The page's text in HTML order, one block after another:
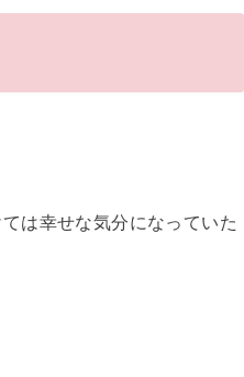
は幸せな気分になっていた